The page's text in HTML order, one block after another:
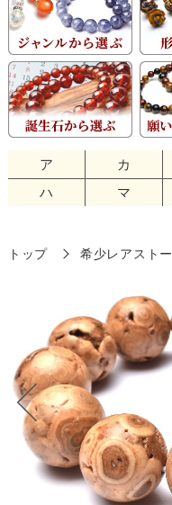
ア カ
ハ
マ
トップ 希少レアスト